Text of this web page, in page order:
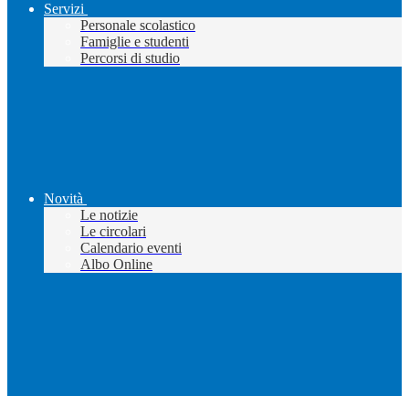
Servizi
Personale scolastico
Famiglie e studenti
Percorsi di studio
Novità
Le notizie
Le circolari
Calendario eventi
Albo Online